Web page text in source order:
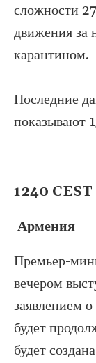
сложности
движения за
карантином.
Последние
показывают
—
1240 CEST
Армения
Премьер-
вечером
заявлением
будет
будет